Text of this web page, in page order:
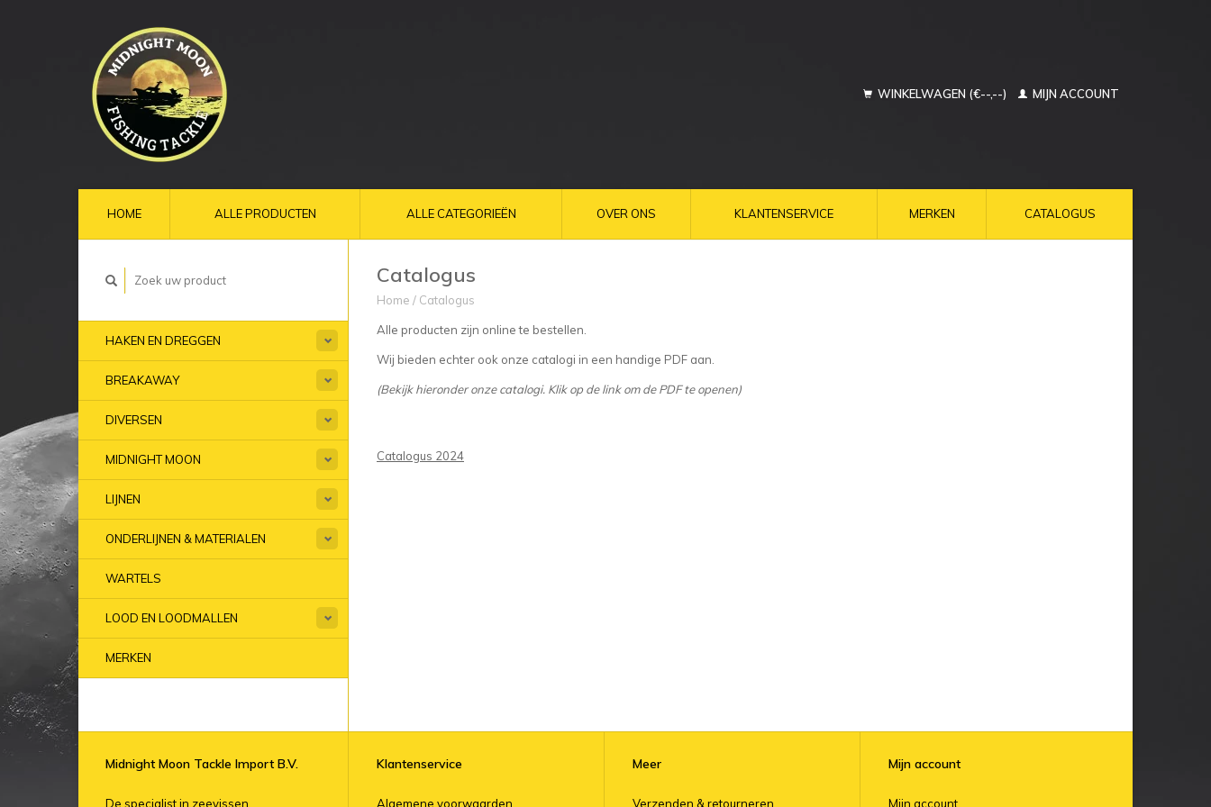
WINKELWAGEN (€--,--) MIJN ACCOUNT
HOME ALLE PRODUCTEN ALLE CATEGORIEËN OVER ONS KLANTENSERVICE MERKEN CATALOGUS
HAKEN EN DREGGEN
BREAKAWAY
DIVERSEN
MIDNIGHT MOON
LIJNEN
ONDERLIJNEN & MATERIALEN
WARTELS
LOOD EN LOODMALLEN
MERKEN
Catalogus
Home / Catalogus
Alle producten zijn online te bestellen.
Wij bieden echter ook onze catalogi in een handige PDF aan.
(Bekijk hieronder onze catalogi. Klik op de link om de PDF te openen)
Catalogus 2024
Midnight Moon Tackle Import B.V.
De specialist in zeevissen.
Klantenservice
Algemene voorwaarden
Meer
Verzenden & retourneren
Mijn account
Mijn account